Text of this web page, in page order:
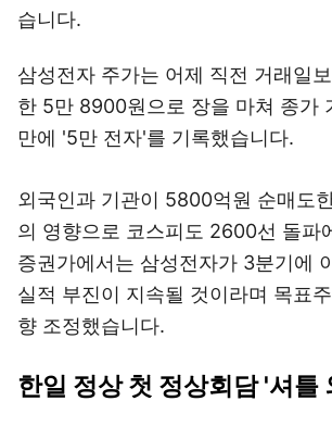
습니다.
삼성전자 주가는 어제 직전 거래일
한 5만 8900원으로 장을 마쳐 종가
만에 '5만 전자'를 기록했습니다.
외국인과 기관이 5800억원 순매도
의 영향으로 코스피도 2600선 돌파
증권가에서는 삼성전자가 3분기에
실적 부진이 지속될 것이라며 목표
향 조정했습니다.
한일 정상 첫 정상회담 '셔틀